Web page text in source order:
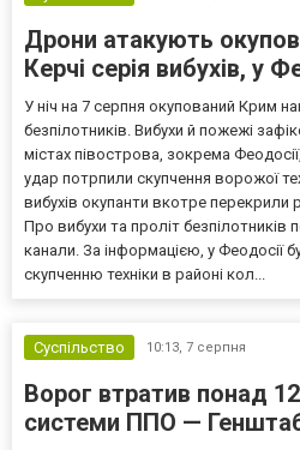
Дрони атакують
Керчі серія вибухів, у
У ніч на 7 серпня окупований Крим
безпілотників. Вибухи й пожежі
містах півострова, зокрема
удар потрпили скупчення ворожої
вибухів окупанти вкотре перекрили
Про вибухи та проліт безпілотників
канали. За інформацією, у Феодосії
скупченню техніки в районі кол...
Суспільство 10:13, 7 серпня
Ворог втратив понад
системи ППО —